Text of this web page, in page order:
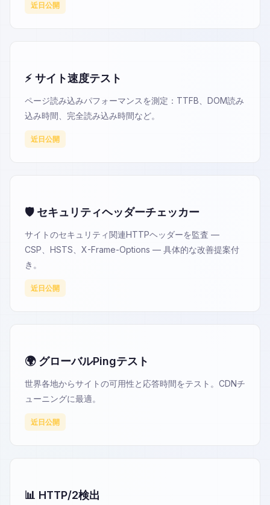
近日公開
⚡ サイト速度テスト
ページ読み込みパフォーマンスを測定：TTFB、DOM読み
込み時間、完全読み込み時間など。
近日公開
🛡️ セキュリティヘッダーチェッカー
サイトのセキュリティ関連HTTPヘッダーを監査 —
CSP、HSTS、X-Frame-Options — 具体的な改善提案付
き。
近日公開
🌍 グローバルPingテスト
世界各地からサイトの可用性と応答時間をテスト。CDNチ
ューニングに最適。
近日公開
📊 HTTP/2検出